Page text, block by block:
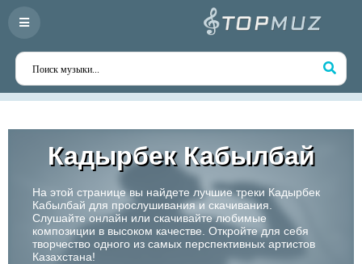
Кадырбек Кабылбай
На этой странице вы найдете лучшие треки Кадырбек
Кабылбай для прослушивания и скачивания.
Слушайте онлайн или скачивайте любимые
композиции в высоком качестве. Откройте для себя
творчество одного из самых перспективных артистов
Казахстана!